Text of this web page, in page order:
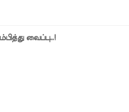
வைப்பு..!